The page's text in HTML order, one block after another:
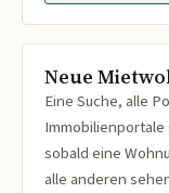
Neue
Eine Suche, alle
sobald eine
alle anderen